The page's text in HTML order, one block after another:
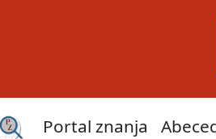
Portal znanja